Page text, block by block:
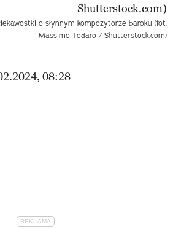
o słynnym kompozytorze baroku (fot.
Massimo Todaro / Shutterstock.com)
08:28